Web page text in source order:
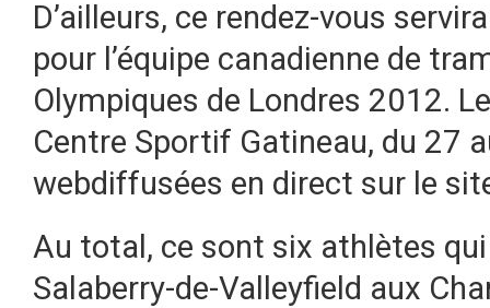
D’ailleurs, ce rendez-vous
pour l’équipe canadienne de
Olympiques de Londres 2012.
Centre Sportif Gatineau, du 27
webdiffusées en direct sur le
Au total, ce sont six athlètes
Salaberry-de-Valleyfield aux